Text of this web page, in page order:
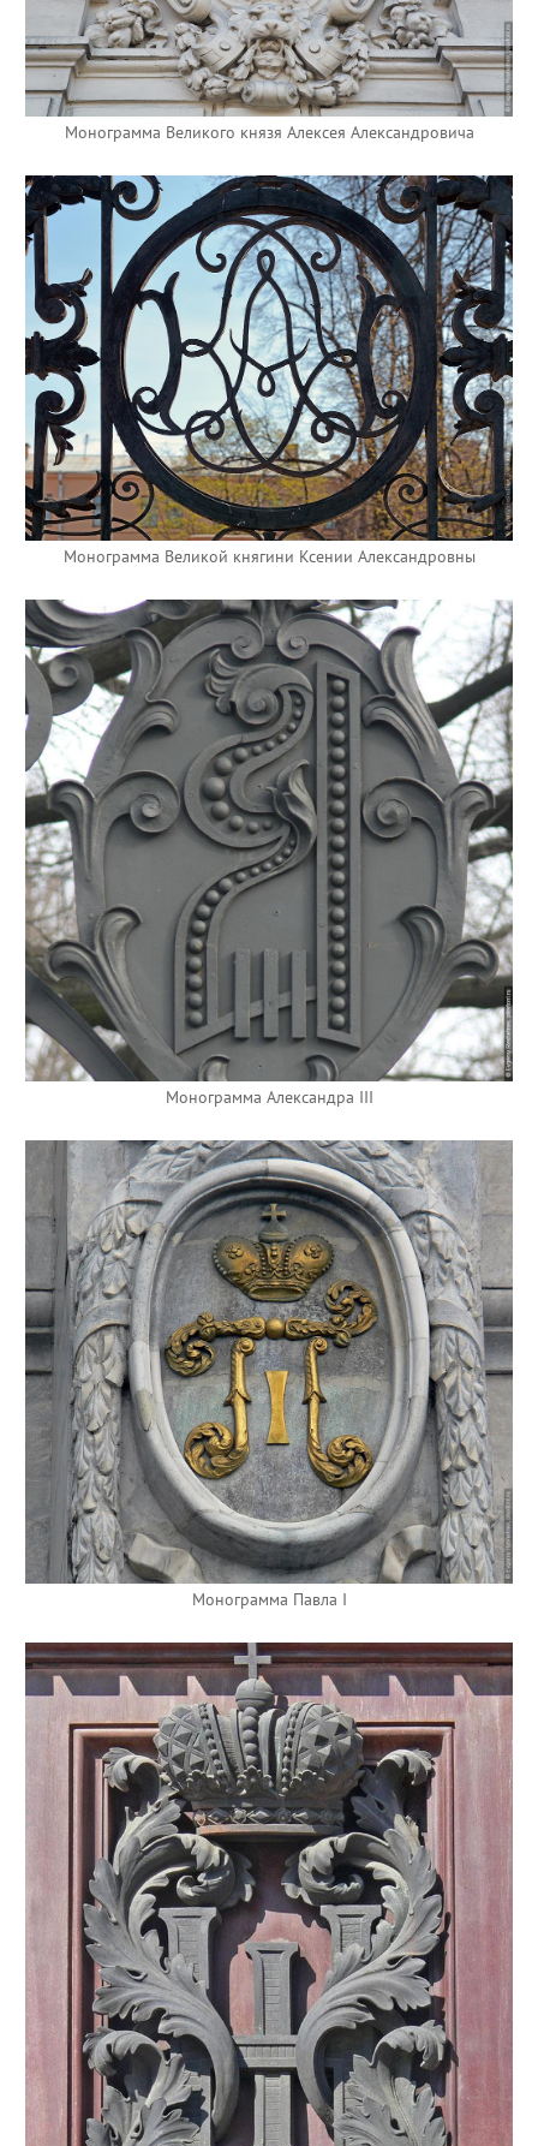
Монограмма Великого князя Алексея Александровича
Монограмма Великой княгини Ксении Александровны
Монограмма Александра III
Монограмма Павла I